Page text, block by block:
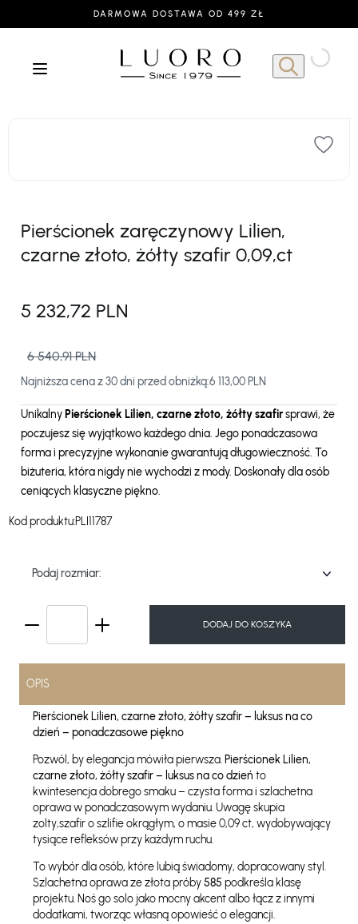
DARMOWA DOSTAWA OD 499 ZŁ
Pierścionek zaręczynowy Lilien,
czarne złoto, żółty szafir 0,09,ct
5 232,72 PLN
6 540,91 PLN
Najniższa cena z 30 dni przed obniżką:6 113,00 PLN
Unikalny Pierścionek Lilien, czarne złoto, żółty szafirsprawi, że
poczujesz się wyjątkowo każdego dnia. Jego ponadczasowa
forma i precyzyjne wykonanie gwarantują długowieczność. To
biżuteria, która nigdy nie wychodzi z mody. Doskonały dla osób
ceniących klasyczne piękno.
Kod produktu:PLI11787
Podaj rozmiar:
DODAJ DO KOSZYKA
OPIS
Pierścionek Lilien, czarne złoto, żółty szafir – luksus na co
dzień – ponadczasowe piękno
Pozwól, by elegancja mówiła pierwsza. Pierścionek Lilien,
czarne złoto, żółty szafir – luksus na co dzień to
kwintesencja dobrego smaku – czysta forma i szlachetna
oprawa w ponadczasowym wydaniu. Uwagę skupia
zolty,szafir o szlifie okrągłym, o masie 0,09 ct, wydobywający
tysiące refleksów przy każdym ruchu.
To wybór dla osób, które lubią świadomy, dopracowany styl.
Szlachetna oprawa ze złota próby585 podkreśla klasę
projektu. Noś go solo jako mocny akcent albo łącz z innymi
dodatkami, tworząc własną opowieść o elegancji.